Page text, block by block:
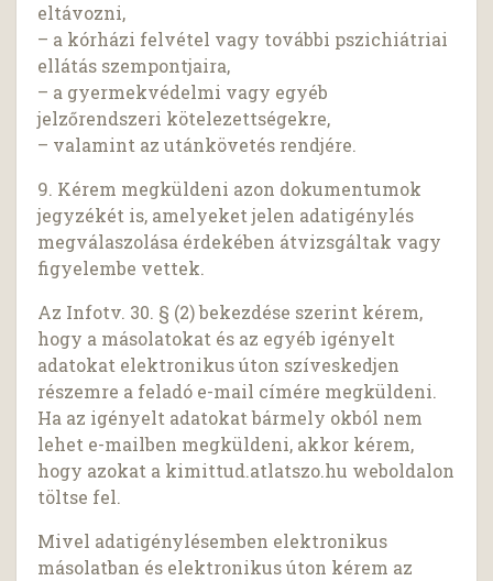
eltávozni,
– a kórházi felvétel vagy további pszichiátriai
ellátás szempontjaira,
– a gyermekvédelmi vagy egyéb
jelzőrendszeri kötelezettségekre,
– valamint az utánkövetés rendjére.
9. Kérem megküldeni azon dokumentumok
jegyzékét is, amelyeket jelen adatigénylés
megválaszolása érdekében átvizsgáltak vagy
figyelembe vettek.
Az Infotv. 30. § (2) bekezdése szerint kérem,
hogy a másolatokat és az egyéb igényelt
adatokat elektronikus úton szíveskedjen
részemre a feladó e-mail címére megküldeni.
Ha az igényelt adatokat bármely okból nem
lehet e-mailben megküldeni, akkor kérem,
hogy azokat a kimittud.atlatszo.hu weboldalon
töltse fel.
Mivel adatigénylésemben elektronikus
másolatban és elektronikus úton kérem az